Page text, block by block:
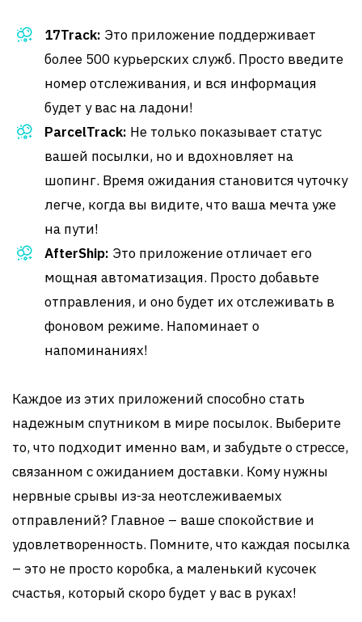
17Track: Это приложение поддерживает
более 500 курьерских служб. Просто введите
номер отслеживания, и вся информация
будет у вас на ладони!
ParcelTrack: Не только показывает статус
вашей посылки, но и вдохновляет на
шопинг. Время ожидания становится чуточку
легче, когда вы видите, что ваша мечта уже
на пути!
AfterShip: Это приложение отличает его
мощная автоматизация. Просто добавьте
отправления, и оно будет их отслеживать в
фоновом режиме. Напоминает о
напоминаниях!
Каждое из этих приложений способно стать
надежным спутником в мире посылок. Выберите
то, что подходит именно вам, и забудьте о стрессе,
связанном с ожиданием доставки. Кому нужны
нервные срывы из-за неотслеживаемых
отправлений? Главное – ваше спокойствие и
удовлетворенность. Помните, что каждая посылка
– это не просто коробка, а маленький кусочек
счастья, который скоро будет у вас в руках!